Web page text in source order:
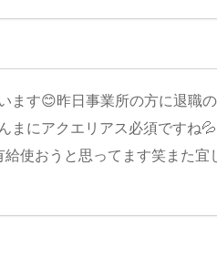
ます😊昨日事業所の方に退職
まにアクエリアス必須ですね
使おうと思ってます笑また宜